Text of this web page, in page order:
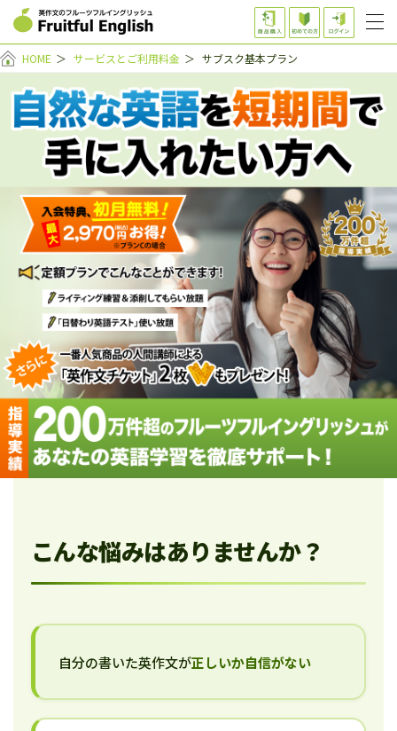
HOME ＞ サービスとご利用料金 ＞ サブスク基本プラン
こんな悩みはありませんか？
自分の書いた英作文が正しいか自信がない